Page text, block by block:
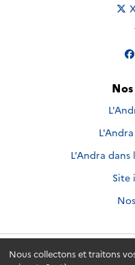
Nous collectons et traitons
L'Andra dans
Site
Andra.fr © 2026